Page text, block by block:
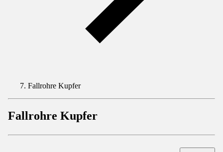
Fallrohre Kupfer
Fallrohre Kupfer